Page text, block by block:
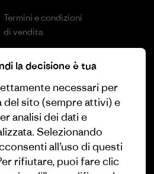
Termini e condizioni
di vendita
Stampa e media
Industry program
Programma di affiliazione
la decisione è tua
necessari per
del sito (sempre attivi) e
analisi dei dati e
Selezionando
all’uso di questi
rifiutare, puoi fare clic